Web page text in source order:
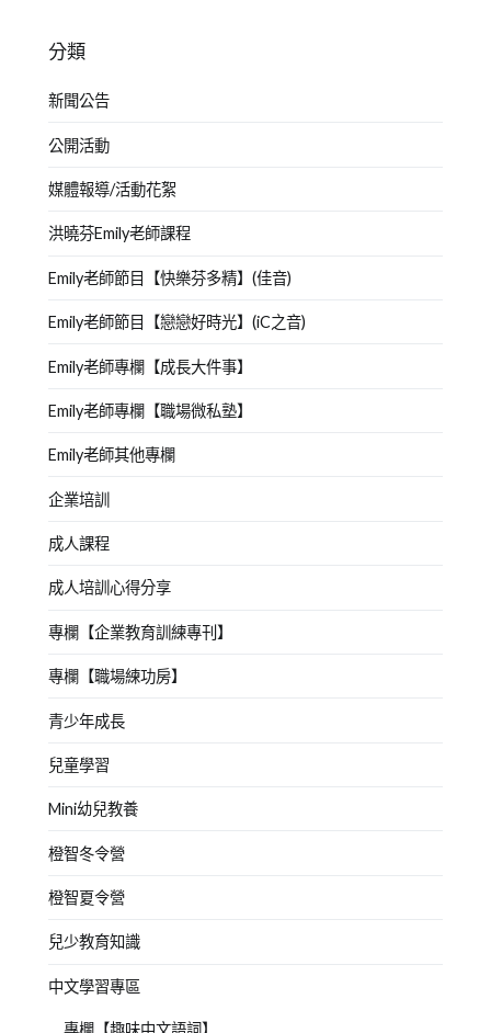
分類
新聞公告
公開活動
媒體報導/活動花絮
洪曉芬Emily老師課程
Emily老師節目【快樂芬多精】(佳音)
Emily老師節目【戀戀好時光】(iC之音)
Emily老師專欄【成長大件事】
Emily老師專欄【職場微私塾】
Emily老師其他專欄
企業培訓
成人課程
成人培訓心得分享
專欄【企業教育訓練專刊】
專欄【職場練功房】
青少年成長
兒童學習
Mini幼兒教養
橙智冬令營
橙智夏令營
兒少教育知識
中文學習專區